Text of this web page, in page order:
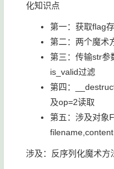
化知识点
第一：获取flag
第二：两个魔术
第三：传输str参
is_valid过滤
第四：
及op=2读取
第五：涉及对象
涉及：反序列化魔术方